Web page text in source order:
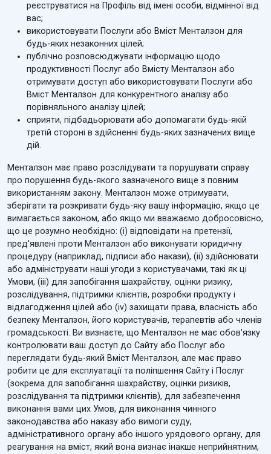
реєструватися на Профіль від імені особи, відмінної від
вас;
використовувати Послуги або Вміст Менталзон для
будь-яких незаконних цілей;
публічно розповсюджувати інформацію щодо
продуктивності Послуг або Вмісту Менталзон або
отримувати доступ або використовувати Послуги або
Вміст Менталзон для конкурентного аналізу або
порівняльного аналізу цілей;
сприяти, підбадьорювати або допомагати будь-якій
третій стороні в здійсненні будь-яких зазначених вище
дій.
Менталзон має право розслідувати та порушувати справу
про порушення будь-якого зазначеного вище з повним
використанням закону. Менталзон може отримувати,
зберігати та розкривати будь-яку вашу інформацію, якщо це
вимагається законом, або якщо ми вважаємо добросовісно,
що це розумно необхідно: (i) відповідати на претензії,
пред'явлені проти Менталзон або виконувати юридичну
процедуру (наприклад, підписи або накази), (ii) здійснювати
або адмініструвати наші угоди з користувачами, такі як ці
Умови, (iii) для запобігання шахрайству, оцінки ризику,
розслідування, підтримки клієнтів, розробки продукту і
відлагодження цілей або (iv) захищати права, власність або
безпеку Менталзон, його користувачів, терапевтів або членів
громадськості. Ви визнаєте, що Менталзон не має обов'язку
контролювати ваш доступ до Сайту або Послуг або
переглядати будь-який Вміст Менталзон, але має право
робити це для експлуатації та поліпшення Сайту і Послуг
(зокрема для запобігання шахрайству, оцінки ризиків,
розслідування та підтримки клієнтів), для забезпечення
виконання вами цих Умов, для виконання чинного
законодавства або наказу або вимоги суду,
адміністративного органу або іншого урядового органу, для
реагування на вміст, який вона визнає інакше неприйнятним,